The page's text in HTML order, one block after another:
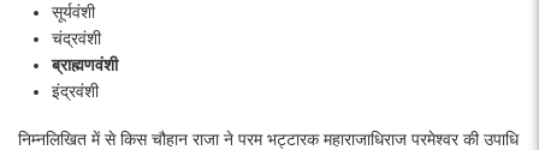
सूर्यवंशी
चंद्रवंशी
ब्राह्मणवंशी
इंद्रवंशी
निम्नलिखित में से किस चौहान राजा ने परम भट्टारक महाराजाधिराज परमेश्वर की उपाधि